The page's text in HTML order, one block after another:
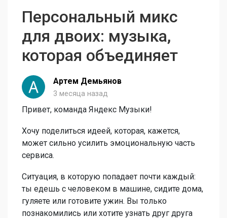
Персональный микс
для двоих: музыка,
которая объединяет
Артем Демьянов
3 месяца назад
Привет, команда Яндекс Музыки!
Хочу поделиться идеей, которая, кажется,
может сильно усилить эмоциональную часть
сервиса.
Ситуация, в которую попадает почти каждый:
ты едешь с человеком в машине, сидите дома,
гуляете или готовите ужин. Вы только
познакомились или хотите узнать друг друга